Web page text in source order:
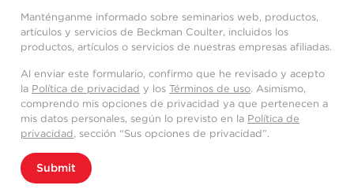
Manténganme informado sobre seminarios web, productos,
artículos y servicios de Beckman Coulter, incluidos los
productos, artículos o servicios de nuestras empresas afiliadas.
Al enviar este formulario, confirmo que he revisado y acepto
la Política de privacidad y los Términos de uso. Asimismo,
comprendo mis opciones de privacidad ya que pertenecen a
mis datos personales, según lo previsto en la Política de
privacidad, sección “Sus opciones de privacidad”.
Submit